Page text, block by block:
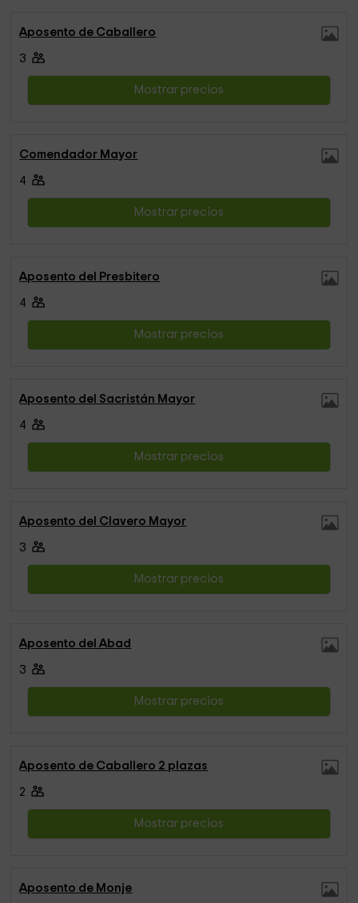
Aposento de Caballero
3
Mostrar precios
Comendador Mayor
4
Mostrar precios
Aposento del Presbitero
4
Mostrar precios
Aposento del Sacristán Mayor
4
Mostrar precios
Aposento del Clavero Mayor
3
Mostrar precios
Aposento del Abad
3
Mostrar precios
Aposento de Caballero 2 plazas
2
Mostrar precios
Aposento de Monje